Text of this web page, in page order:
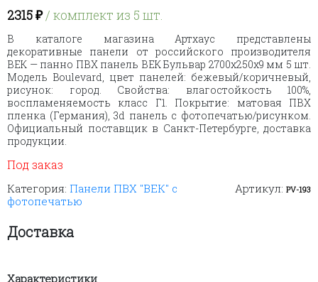
2315₽/ комплект из 5 шт.
В каталоге магазина Артхаус представлены
декоративные панели от российского производителя
ВЕК — панно ПВХ панель ВЕК Бульвар 2700х250х9 мм 5 шт.
Модель Boulevard, цвет панелей: бежевый/коричневый,
рисунок: город. Свойства: влагостойкость 100%,
воспламеняемость класс Г1. Покрытие: матовая ПВХ
пленка (Германия), 3d панель с фотопечатью/рисунком.
Официальный поставщик в Санкт-Петербурге, доставка
продукции.
Под заказ
Артикул: PV-193
Категория: Панели ПВХ "ВЕК" с
фотопечатью
Доставка
Характеристики